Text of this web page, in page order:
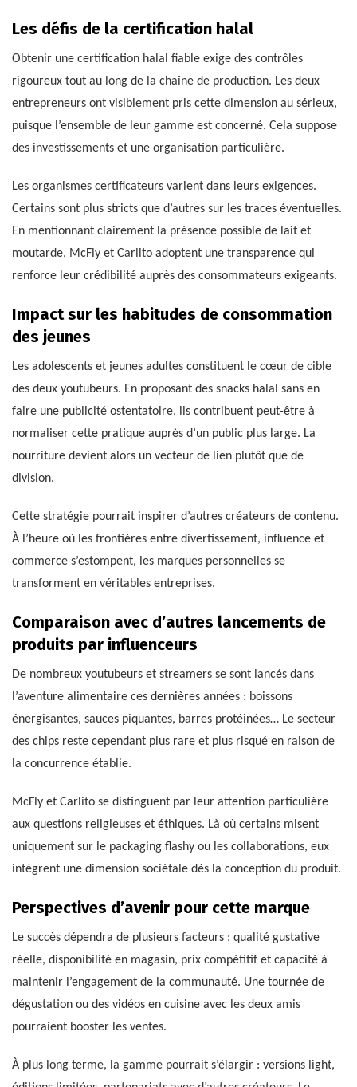
Les défis de la certification halal
Obtenir une certification halal fiable exige des contrôles
rigoureux tout au long de la chaîne de production. Les deux
entrepreneurs ont visiblement pris cette dimension au sérieux,
puisque l’ensemble de leur gamme est concerné. Cela suppose
des investissements et une organisation particulière.
Les organismes certificateurs varient dans leurs exigences.
Certains sont plus stricts que d’autres sur les traces éventuelles.
En mentionnant clairement la présence possible de lait et
moutarde, McFly et Carlito adoptent une transparence qui
renforce leur crédibilité auprès des consommateurs exigeants.
Impact sur les habitudes de consommation
des jeunes
Les adolescents et jeunes adultes constituent le cœur de cible
des deux youtubeurs. En proposant des snacks halal sans en
faire une publicité ostentatoire, ils contribuent peut-être à
normaliser cette pratique auprès d’un public plus large. La
nourriture devient alors un vecteur de lien plutôt que de
division.
Cette stratégie pourrait inspirer d’autres créateurs de contenu.
À l’heure où les frontières entre divertissement, influence et
commerce s’estompent, les marques personnelles se
transforment en véritables entreprises.
Comparaison avec d’autres lancements de
produits par influenceurs
De nombreux youtubeurs et streamers se sont lancés dans
l’aventure alimentaire ces dernières années : boissons
énergisantes, sauces piquantes, barres protéinées… Le secteur
des chips reste cependant plus rare et plus risqué en raison de
la concurrence établie.
McFly et Carlito se distinguent par leur attention particulière
aux questions religieuses et éthiques. Là où certains misent
uniquement sur le packaging flashy ou les collaborations, eux
intègrent une dimension sociétale dès la conception du produit.
Perspectives d’avenir pour cette marque
Le succès dépendra de plusieurs facteurs : qualité gustative
réelle, disponibilité en magasin, prix compétitif et capacité à
maintenir l’engagement de la communauté. Une tournée de
dégustation ou des vidéos en cuisine avec les deux amis
pourraient booster les ventes.
À plus long terme, la gamme pourrait s’élargir : versions light,